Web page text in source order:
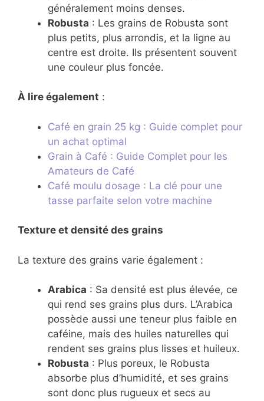
généralement moins denses.
Robusta : Les grains de Robusta sont
plus petits, plus arrondis, et la ligne au
centre est droite. Ils présentent souvent
une couleur plus foncée.
À lire également :
Café en grain 25 kg : Guide complet pour
un achat optimal
Grain à Café : Guide Complet pour les
Amateurs de Café
Café moulu dosage : La clé pour une
tasse parfaite selon votre machine
Texture et densité des grains
La texture des grains varie également :
Arabica : Sa densité est plus élevée, ce
qui rend ses grains plus durs. L’Arabica
possède aussi une teneur plus faible en
caféine, mais des huiles naturelles qui
rendent ses grains plus lisses et huileux.
Robusta : Plus poreux, le Robusta
absorbe plus d’humidité, et ses grains
sont donc plus rugueux et secs au